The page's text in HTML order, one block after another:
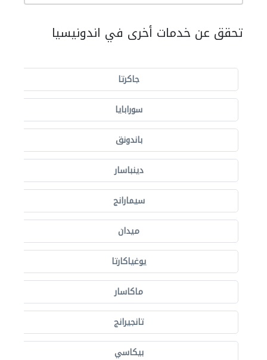
تحقق عن خدمات أخرى في اندونيسيا
جاكرتا
سورابايا
باندونق
دينباسار
سيمارانج
ميدان
يوغياكارتا
ماكاسار
تانجيرانج
بيكاسي